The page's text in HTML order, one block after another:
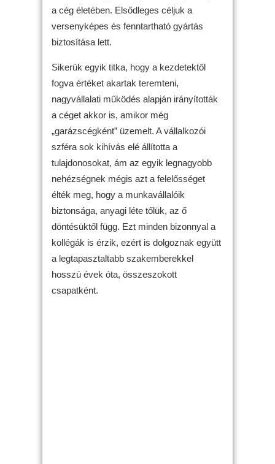
a cég életében. Elsődleges céljuk a
versenyképes és fenntartható gyártás
biztosítása lett.
Sikerük egyik titka, hogy a kezdetektől
fogva értéket akartak teremteni,
nagyvállalati működés alapján irányították
a céget akkor is, amikor még
„garázscégként” üzemelt. A vállalkozói
szféra sok kihívás elé állította a
tulajdonosokat, ám az egyik legnagyobb
nehézségnek mégis azt a felelősséget
élték meg, hogy a munkavállalóik
biztonsága, anyagi léte tőlük, az ő
döntésüktől függ. Ezt minden bizonnyal a
kollégák is érzik, ezért is dolgoznak együtt
a legtapasztaltabb szakemberekkel
hosszú évek óta, összeszokott
csapatként.